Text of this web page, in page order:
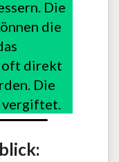
Die
die
oft direkt
Die
vergiftet.